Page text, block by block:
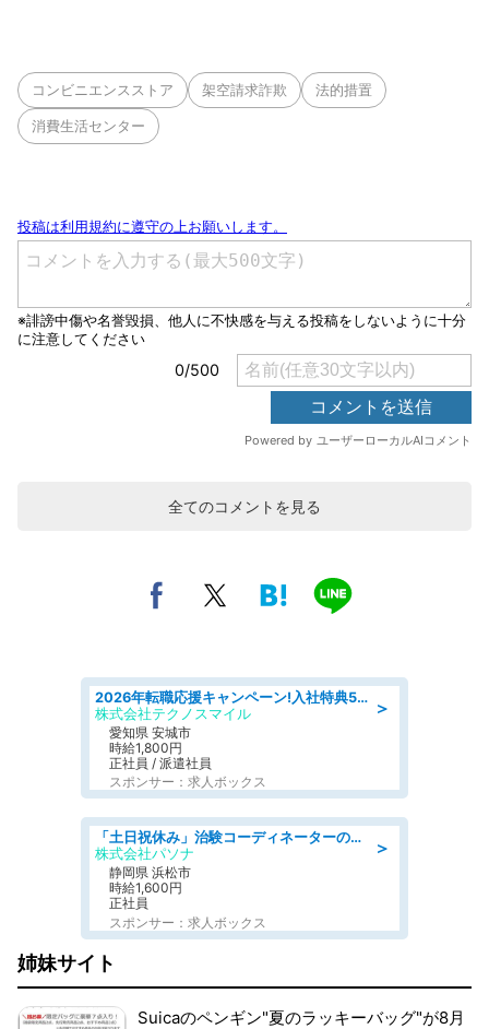
コンビニエンスストア 架空請求詐欺 法的措置
消費生活センター
全てのコメントを見る
＞
2026年転職応援キャンペーン!入社特典58万円/デンソーで働こう!自動車工場で小型部品の検査業務 denso aichi
株式会社テクノスマイル
愛知県 安城市
時給1,800円
正社員 / 派遣社員
スポンサー：求人ボックス
＞
「土日祝休み」治験コーディネーターのお仕事/未経験OK
株式会社パソナ
静岡県 浜松市
時給1,600円
正社員
スポンサー：求人ボックス
姉妹サイト
Suicaのペンギン"夏のラッキーバッグ"が8月